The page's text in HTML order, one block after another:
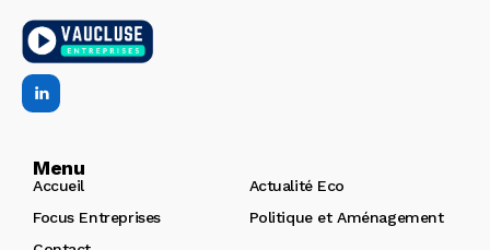
Menu
Accueil
Actualité Eco
Focus Entreprises
Politique et Aménagement